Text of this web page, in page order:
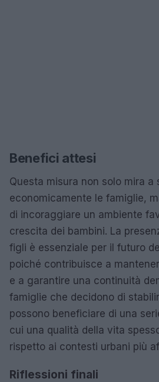
Benefici attesi
Questa misura non solo mira a
economicamente le famiglie,
di incoraggiare un ambiente
crescita dei bambini. La
figli è essenziale per il futuro
poiché contribuisce a
e a garantire una continuità
famiglie che decidono di
possono beneficiare di una
cui una qualità della vita
rispetto ai contesti urbani più
Riflessioni finali